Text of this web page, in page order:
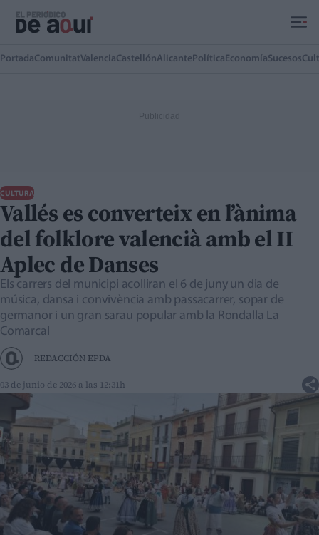
PortadaComunitatValenciaCastellónAlicante Política EconomíaSucesos
CULTURA
Vallés es converteix en l’ànima
del folklore valencià amb el II
Aplec de Danses
Els carrers del municipi acolliran el 6 de juny un dia de
música, dansa i convivència amb passacarrer, sopar de
germanor i un gran sarau popular amb la Rondalla La
Comarcal
REDACCIÓN EPDA
03 de junio de 2026 a las 12:31h